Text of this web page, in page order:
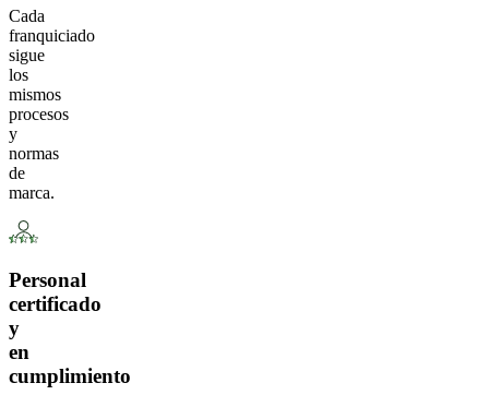
Cada
franquiciado
sigue
los
mismos
procesos
y
normas
de
marca.
Personal
certificado
y
en
cumplimiento